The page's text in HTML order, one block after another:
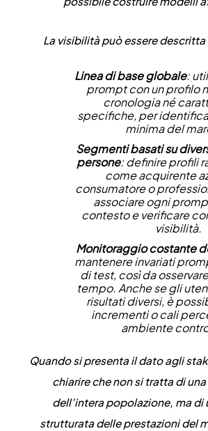
La visibilità può essere descritta
Linea di base globale:
prompt con un profilo
cronologia né
specifiche, per
minima del
Segmenti basati su
persone: definire profili
come acquirente
consumatore o
associare ogni
contesto e verificare
visibilità.
Monitoraggio costante
mantenere invariati
di test, così da
tempo. Anche se gli
risultati diversi, è
incrementi o cali
ambiente
Quando si presenta il dato agli
chiarire che non si tratta di
dell’intera popolazione, ma di
strutturata delle prestazioni del